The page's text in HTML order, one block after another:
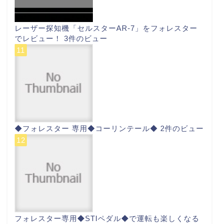
レーザー探知機「セルスターAR-7」をフォレスター
でレビュー！ 3件のビュー
◆フォレスター 専用◆コーリンテール◆ 2件のビュー
フォレスター専用◆STIペダル◆で運転も楽しくなる